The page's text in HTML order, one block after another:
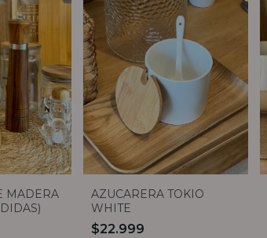
MADERA
AZUCARERA TOKIO
WHITE
$22.999